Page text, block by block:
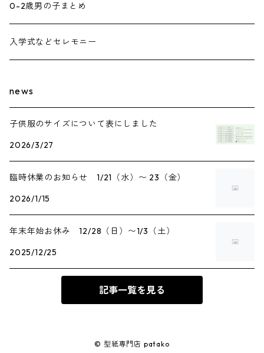
0-2歳男の子まとめ
入学式などセレモニー
news
子供服のサイズについて表にしました
2026/3/27
臨時休業のお知らせ 1/21（水）〜 23（金）
2026/1/15
年末年始お休み 12/28（日）〜1/3（土）
2025/12/25
記事一覧を見る
© 型紙専門店 patako